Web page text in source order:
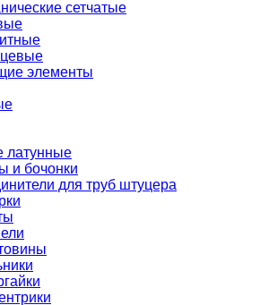
сетчатые
элементы
латунные
и бочонки
для труб штуцера